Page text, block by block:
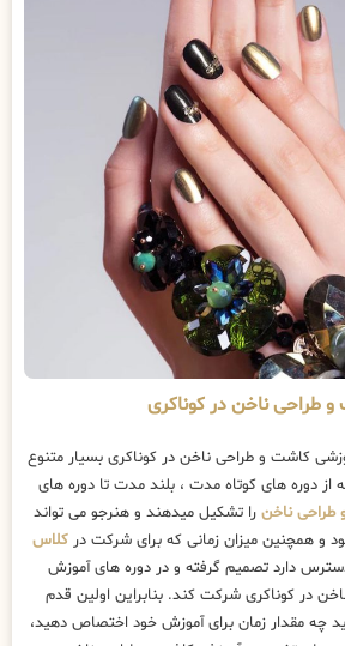
ناخن در کوناکری
کاشت و طراحی ناخن در کوناکری بسیار متنوع
از دوره های کوتاه مدت ، بلند مدت تا دوره های
ناخن را تشکیل میدهند و هنرجو می تواند
و همچنین میزان زمانی که برای شرکت در کلاس
دارد تصمیم گرفته و در دوره های آموزش
در کوناکری شرکت کند. بنابراین اولین قدم
چه مقدار زمان برای آموزش خود اختصاص دهید،